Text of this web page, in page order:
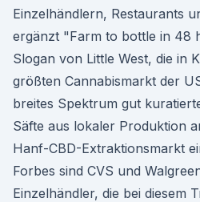
Einzelhändlern, Restaurants
ergänzt "Farm to bottle in 48
Slogan von Little West, die in
größten Cannabismarkt der
breites Spektrum gut
Säfte aus lokaler Produktion
Hanf-CBD-Extraktionsmarkt
Forbes sind CVS und
Einzelhändler, die bei diesem